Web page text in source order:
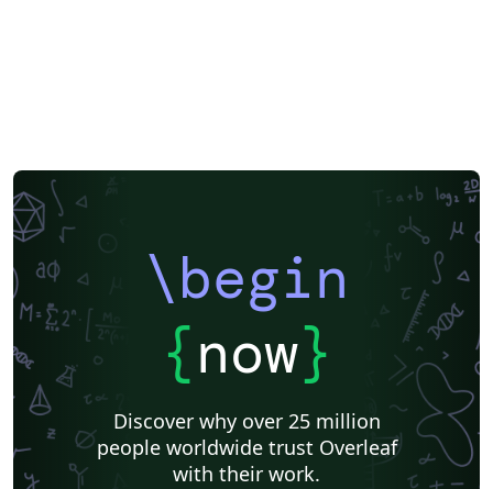
\begin
{now}
Discover why over 25 million
people worldwide trust Overleaf
with their work.